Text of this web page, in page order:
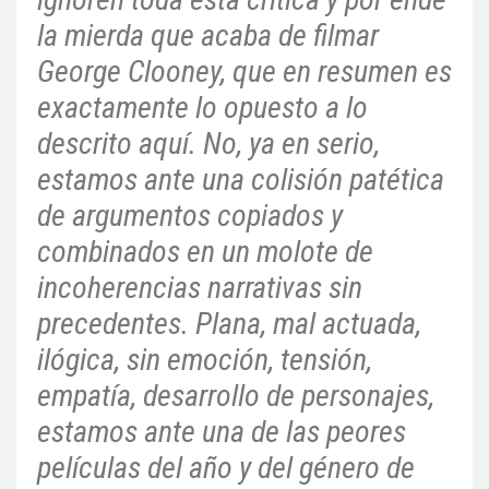
la mierda que acaba de filmar
George Clooney, que en resumen es
exactamente lo opuesto a lo
descrito aquí. No, ya en serio,
estamos ante una colisión patética
de argumentos copiados y
combinados en un molote de
incoherencias narrativas sin
precedentes. Plana, mal actuada,
ilógica, sin emoción, tensión,
empatía, desarrollo de personajes,
estamos ante una de las peores
películas del año y del género de